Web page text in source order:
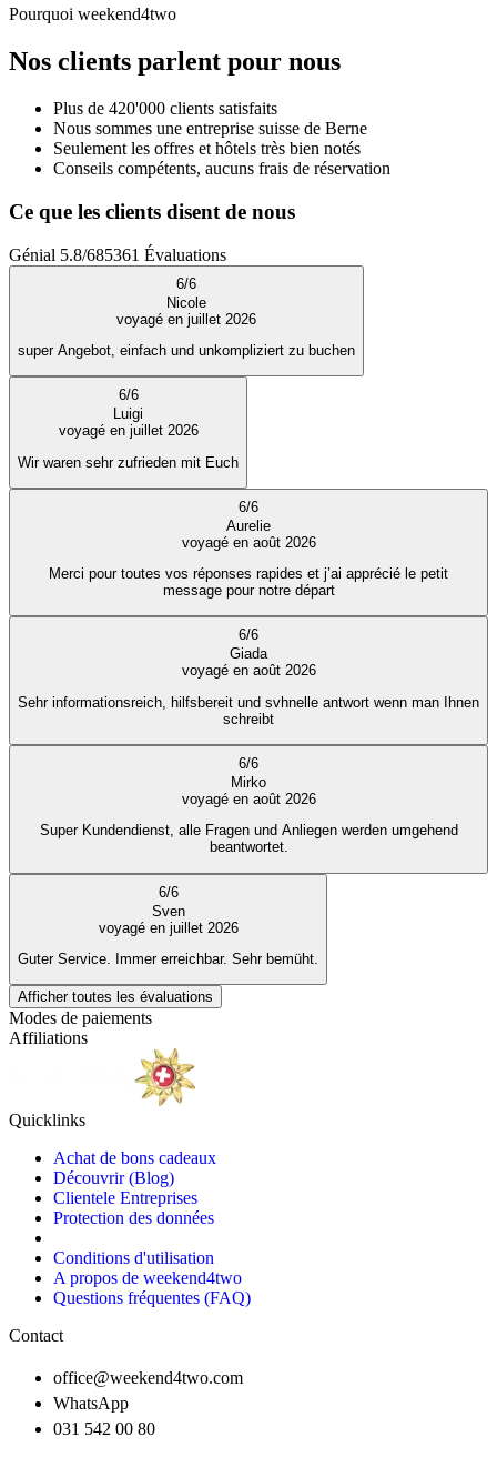
Pourquoi weekend4two
Nos clients parlent pour nous
Plus de 420'000 clients satisfaits
Nous sommes une entreprise suisse de Berne
Seulement les offres et hôtels très bien notés
Conseils compétents, aucuns frais de réservation
Ce que les clients disent de nous
Génial 5.8/685361 Évaluations
6/6
Nicole
voyagé en juillet 2026
super Angebot, einfach und unkompliziert zu buchen
6/6
Luigi
voyagé en juillet 2026
Wir waren sehr zufrieden mit Euch
6/6
Aurelie
voyagé en août 2026
Merci pour toutes vos réponses rapides et j’ai apprécié le petit
message pour notre départ
6/6
Giada
voyagé en août 2026
Sehr informationsreich, hilfsbereit und svhnelle antwort wenn man Ihnen
schreibt
6/6
Mirko
voyagé en août 2026
Super Kundendienst, alle Fragen und Anliegen werden umgehend
beantwortet.
6/6
Sven
voyagé en juillet 2026
Guter Service. Immer erreichbar. Sehr bemüht.
Afficher toutes les évaluations
Modes de paiements
Affiliations
Quicklinks
Achat de bons cadeaux
Découvrir (Blog)
Clientele Entreprises
Protection des données
Conditions d'utilisation
A propos de weekend4two
Questions fréquentes (FAQ)
Contact
office@weekend4two.com
WhatsApp
031 542 00 80